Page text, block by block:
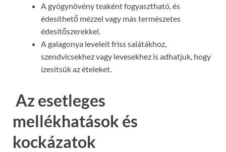
A gyógynövény teaként fogyasztható, és
édesíthető mézzel vagy más természetes
édesítőszerekkel.
A galagonya leveleit friss salátákhoz,
szendvicsekhez vagy levesekhez is adhatjuk, hogy
ízesítsük az ételeket.
Az esetleges
mellékhatások és
kockázatok